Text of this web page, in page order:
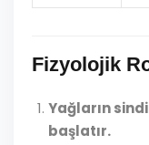
Fizyolojik
Yağların
başlatır.